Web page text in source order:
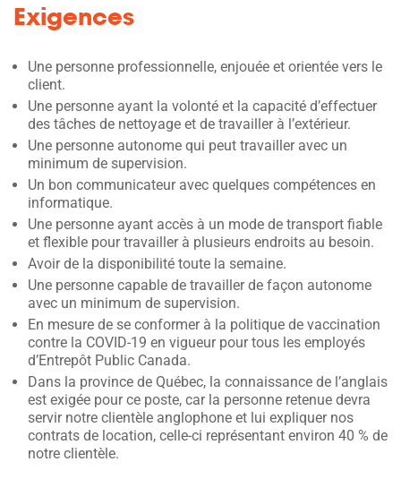
Exigences
Une personne professionnelle, enjouée et orientée vers le
client.
Une personne ayant la volonté et la capacité d’effectuer
des tâches de nettoyage et de travailler à l’extérieur.
Une personne autonome qui peut travailler avec un
minimum de supervision.
Un bon communicateur avec quelques compétences en
informatique.
Une personne ayant accès à un mode de transport fiable
et flexible pour travailler à plusieurs endroits au besoin.
Avoir de la disponibilité toute la semaine.
Une personne capable de travailler de façon autonome
avec un minimum de supervision.
En mesure de se conformer à la politique de vaccination
contre la COVID-19 en vigueur pour tous les employés
d’Entrepôt Public Canada.
Dans la province de Québec, la connaissance de l’anglais
est exigée pour ce poste, car la personne retenue devra
servir notre clientèle anglophone et lui expliquer nos
contrats de location, celle-ci représentant environ 40 % de
notre clientèle.